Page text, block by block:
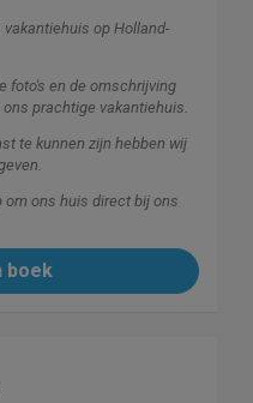
op Holland-
foto's en de omschrijving
prachtige vakantiehuis.
te kunnen zijn hebben wij
om ons huis direct bij ons
boek